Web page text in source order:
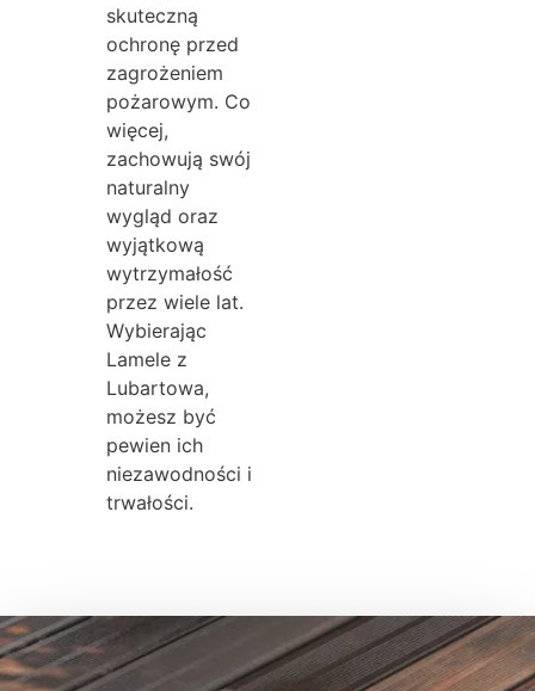
skuteczną
ochronę przed
zagrożeniem
pożarowym. Co
więcej,
zachowują swój
naturalny
wygląd oraz
wyjątkową
wytrzymałość
przez wiele lat.
Wybierając
Lamele z
Lubartowa,
możesz być
pewien ich
niezawodności i
trwałości.